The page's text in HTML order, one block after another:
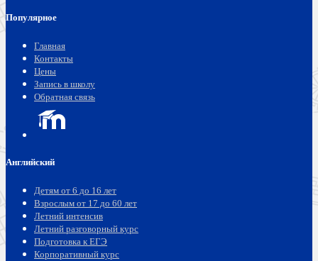
Популярное
Главная
Контакты
Цены
Запись в школу
Обратная связь
Английский
Детям от 6 до 16 лет
Взрослым от 17 до 60 лет
Летний интенсив
Летний разговорный курс
Подготовка к ЕГЭ
Корпоративный курс